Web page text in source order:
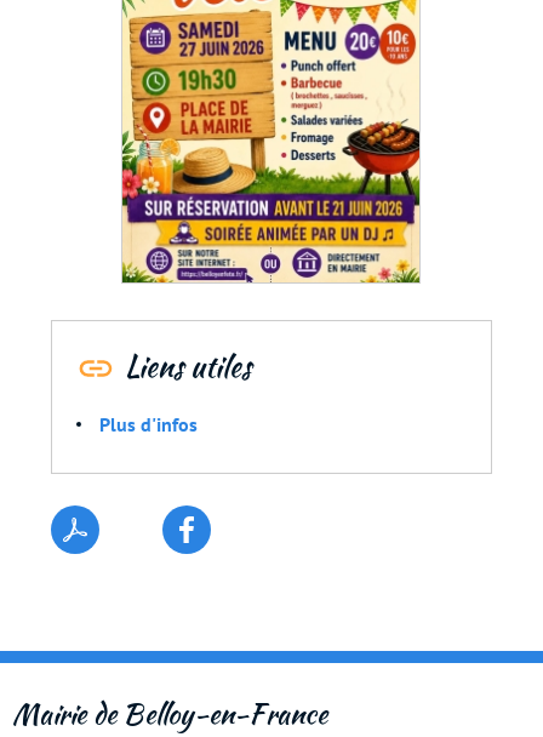
Liens utiles
Plus d'infos
Mairie de Belloy-en-France